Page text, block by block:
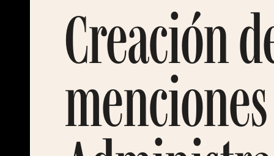
Creación